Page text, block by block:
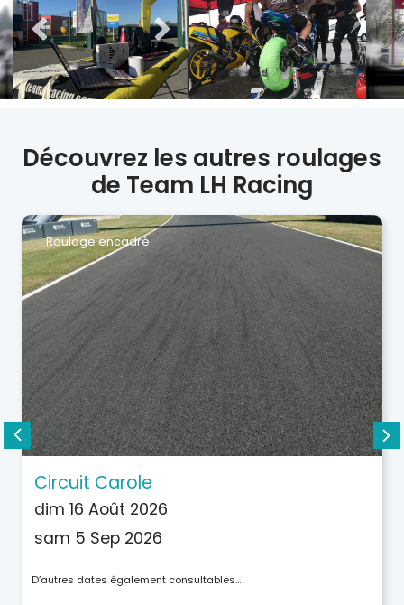
Découvrez les autres roulages
de Team LH Racing
Roulage encadré
Circuit Carole
dim 16 Août 2026
sam 5 Sep 2026
D’autres dates également consultables…